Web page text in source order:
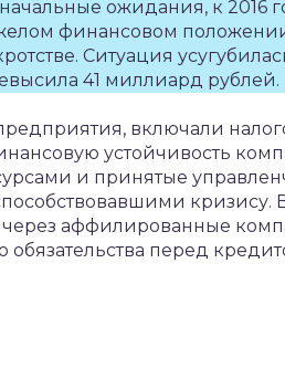
ожидания, к 2016
финансовом
Ситуация
41 миллиард рублей.
включали
устойчивость
и принятые
кризису.
через аффилированные
обязательства перед